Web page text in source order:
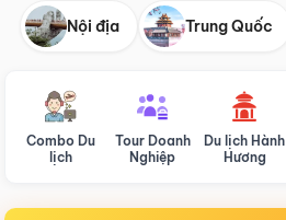
Nội địa Trung Quốc
Combo Du
lịch
Tour Doanh
Nghiệp
Du lịch Hành
Hương